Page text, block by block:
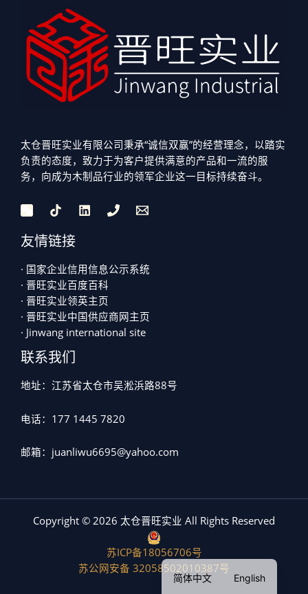
太仓晋旺实业有限公司秉承“诚信双赢”的经营理念，以踏实
负责的态度，致力于为客户提供满意的产品和一流的服
务，向成为木制品行业的领军企业这一目标持续奋斗。
友情链接
· 国家企业信用信息公示系统
· 晋旺实业百度百科
· 晋旺实业领英主页
· 晋旺实业中国供应商网主页
· Jinwang international site
联系我们
地址：江苏省太仓市吴淞浜路88号
电话：177 1445 7820
邮箱：juanliwu6695@yahoo.com
Copyright © 2026 太仓晋旺实业 All Rights Reserved
苏ICP备18056706号
苏公网安备 32058502010387号
简体中文 English